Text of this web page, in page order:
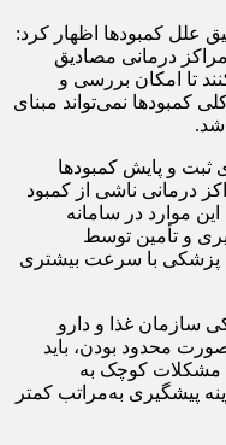
علل کمبودها اظهار کرد:
درمانی مصادیق
تا امکان بررسی و
کمبودها نمی‌تواند مبنای
ثبت و پایش کمبودها
درمانی ناشی از کمبود
موارد در سامانه
و تأمین توسط
پزشکی با سرعت بیشتری
سازمان غذا و دارو
محدود بودن، باید
مشکلات کوچک به
پیشگیری به‌مراتب کمتر